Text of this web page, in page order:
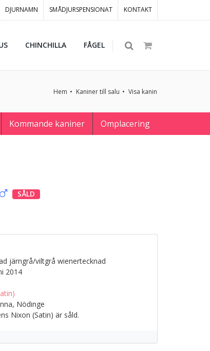
DJURNAMN SMÅDJURSPENSIONAT KONTAKT
CHINCHILLA FÅGEL
Hem Kaniner till salu Visa kanin
Kommande kaniner Omplacering
SÅLD
järngrå/viltgrå wienertecknad
2014
Nödinge
Nixon (Satin) är såld.